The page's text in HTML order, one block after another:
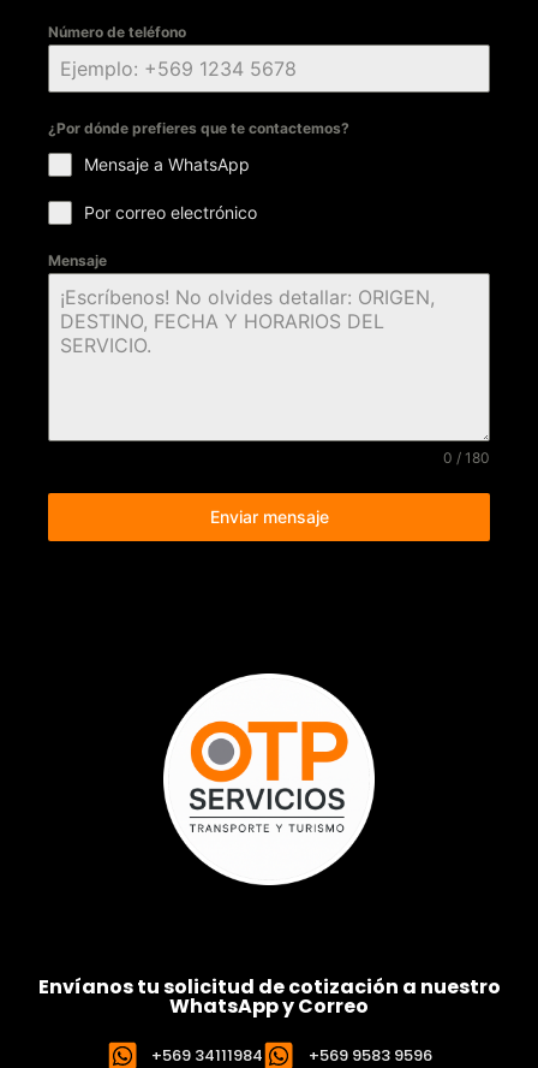
Número de teléfono
¿Por dónde prefieres que te contactemos?
Mensaje a WhatsApp
Por correo electrónico
Mensaje
0 / 180
Enviar mensaje
Envíanos tu solicitud de cotización a nuestro
WhatsApp y Correo
+569 34111984 +569 9583 9596